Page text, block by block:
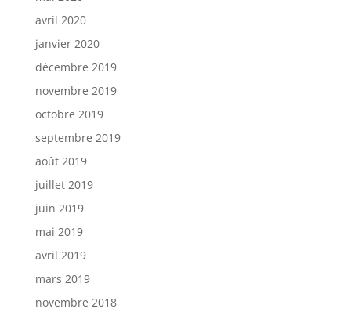
avril 2020
janvier 2020
décembre 2019
novembre 2019
octobre 2019
septembre 2019
août 2019
juillet 2019
juin 2019
mai 2019
avril 2019
mars 2019
novembre 2018